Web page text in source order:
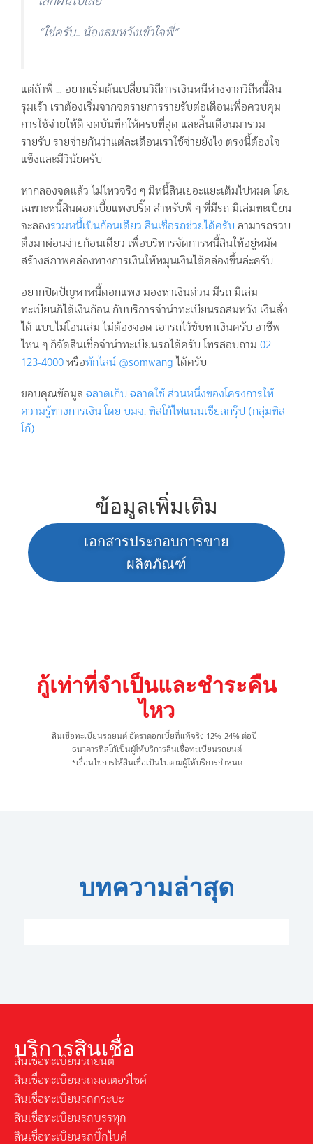
“ใช่ครับ.. น้องสมหวังเข้าใจพี่”
แต่ถ้าพี่ … อยากเริ่มต้นเปลี่ยนวิถีการเงินหนีห่างจากวิถีหนี้สิน
รุมเร้า เราต้องเริ่มจากจดรายการรายรับต่อเดือนเพื่อควบคุม
การใช้จ่ายให้ดี จดบันทึกให้ครบที่สุด และสิ้นเดือนมารวม
รายรับ รายจ่ายกันว่าแต่ละเดือนเราใช้จ่ายยังไง ตรงนี้ต้องใจ
แข็งและมีวินัยครับ
หากลองจดแล้ว ไม่ไหวจริง ๆ มีหนี้สินเยอะแยะเต็มไปหมด โดย
เฉพาะหนี้สินดอกเบี้ยแพงปริ๊ด สำหรับพี่ ๆ ที่มีรถ มีเล่มทะเบียน
จะลองรวมหนี้เป็นก้อนเดียว สินเชื่อรถช่วยได้ครับ สามารถรวบ
ตึงมาผ่อนจ่ายก้อนเดียว เพื่อบริหารจัดการหนี้สินให้อยู่หมัด
สร้างสภาพคล่องทางการเงินให้หมุนเงินได้คล่องขึ้นล่ะครับ
อยากปิดปัญหาหนี้ดอกแพง มองหาเงินด่วน มีรถ มีเล่ม
ทะเบียนก็ได้เงินก้อน กับบริการจำนำทะเบียนรถสมหวัง เงินสั่ง
ได้ แบบไม่โอนเล่ม ไม่ต้องจอด เอารถไว้ขับหาเงินครับ อาชีพ
ไหน ๆ ก็จัดสินเชื่อจำนำทะเบียนรถได้ครับ โทรสอบถาม 02-
123-4000หรือทักไลน์ @somwangได้ครับ
ขอบคุณข้อมูล ฉลาดเก็บ ฉลาดใช้ ส่วนหนึ่งของโครงการให้
ความรู้ทางการเงิน โดย บมจ. ทิสโก้ไฟแนนเชียลกรุ๊ป (กลุ่มทิส
โก้)
ข้อมูลเพิ่มเติม
เอกสารประกอบการขาย
ผลิตภัณฑ์
กู้เท่าที่จำเป็นและชำระคืน
ไหว
สินเชื่อทะเบียนรถยนต์ อัตราดอกเบี้ยที่แท้จริง 12%-24% ต่อปี
ธนาคารทิสโก้เป็นผู้ให้บริการสินเชื่อทะเบียนรถยนต์
*เงื่อนไขการให้สินเชื่อเป็นไปตามผู้ให้บริการกำหนด
บทความล่าสุด
บริการสินเชื่อ
สินเชื่อทะเบียนรถยนต์
สินเชื่อทะเบียนรถมอเตอร์ไซค์
สินเชื่อทะเบียนรถกระบะ
สินเชื่อทะเบียนรถบรรทุก
สินเชื่อทะเบียนรถบิ๊กไบค์